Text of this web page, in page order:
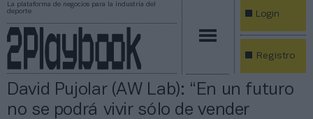
La plataforma de negocios para la industria del
deporte
Login
Registro
David Pujolar (AW Lab): “En un futuro
no se podrá vivir sólo de vender